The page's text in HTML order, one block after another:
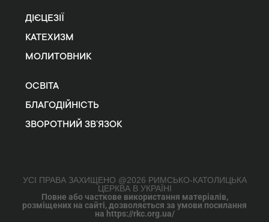
ДІЄЦЕЗІЇ
КАТЕХИЗМ
МОЛИТОВНИК
ОСВІТА
БЛАГОДІЙНІСТЬ
ЗВОРОТНИЙ ЗВ’ЯЗОК
УСІ ПРАВА ЗАХИЩЕНО @2026 РИМСЬКО-КАТОЛИЦЬКА
ЦЕРКВА В УКРАЇНІ
Повне або часткове використання матеріалів,
розміщених на сайті, дозволяється за умови посилання
на https://rkc.org.ua/